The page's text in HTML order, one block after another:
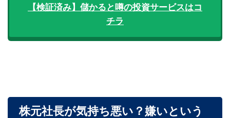
【検証済み】儲かると噂の投資サービスはコ
チラ
株元社長が気持ち悪い？嫌いという